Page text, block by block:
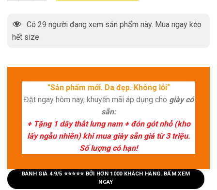
Có 29 người đang xem sản phẩm này. Mua ngay kẻo
hết size
"Sản phẩm mới. Da đẹp. Không lỗi"
Đặt ngay hôm nay, khuyến mãi áp dụng cho giày có
sẵn:
+ Tặng 1 dây thắt lưng nam + đón gót nhỏ (kho
lấy ngẫu nhiên) khi mua giày sẵn giá từ 3 triệu.
Số lượng có hạn!
ĐÁNH GIÁ 4.9/5 ⭐⭐⭐⭐⭐ BỞI HƠN 1000 KHÁCH HÀNG. BẤM XEM
NGAY